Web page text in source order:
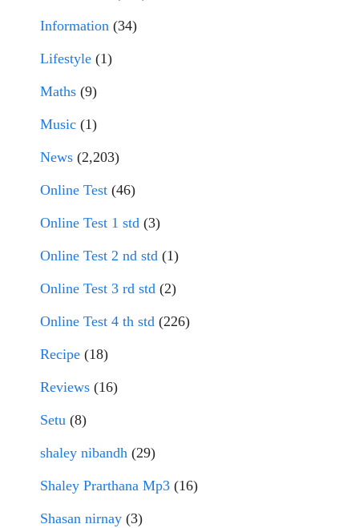
Information (34)
Lifestyle (1)
Maths (9)
Music (1)
News (2,203)
Online Test (46)
Online Test 1 std (3)
Online Test 2 nd std (1)
Online Test 3 rd std (2)
Online Test 4 th std (226)
Recipe (18)
Reviews (16)
Setu (8)
shaley nibandh (29)
Shaley Prarthana Mp3 (16)
Shasan nirnay (3)